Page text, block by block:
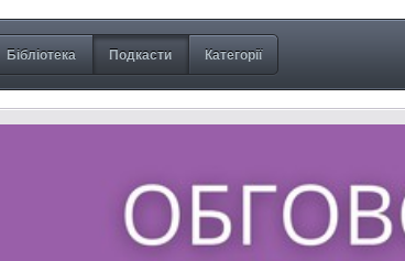
Бібліотека Подкасти Категорії